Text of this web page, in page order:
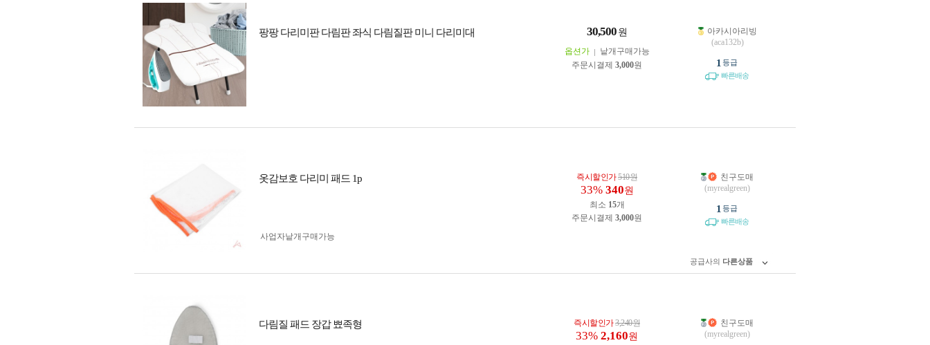
팡팡 다리미판 다림판 좌식 다림질판 미니 다리미대 30,500 원
옵션가
낱개구매가능
주문시결제 3,000원
아카시아리빙
(aca132b)
1 등급
빠른배송
옷감보호 다리미 패드 1p 즉시할인가510원
33% 340원
최소 15개
주문시결제 3,000원
사업자 낱개구매가능
친구도매
(myrealgreen)
1 등급
빠른배송
공급사의 다른상품
다림질 패드 장갑 뾰족형 즉시할인가3,240원
33% 2,160원
친구도매
(myrealgreen)